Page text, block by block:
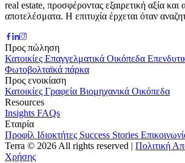
real estate, προσφέροντας εξαιρετική αξία και
αποτελέσματα. Η επιτυχία έρχεται όταν
Προς πώληση
Κατοικίες Επαγγελματικά Οικόπεδα
Φωτοβολταϊκά πάρκα
Προς ενοικίαση
Κατοικίες Γραφεία Βιομηχανικά Οικόπεδα
Resources
Insights FAQs
Εταιρία
Προφίλ Ιδιοκτήτες Success Stories
Terra © 2026 All rights reserved | Πολιτική
Χρήσης